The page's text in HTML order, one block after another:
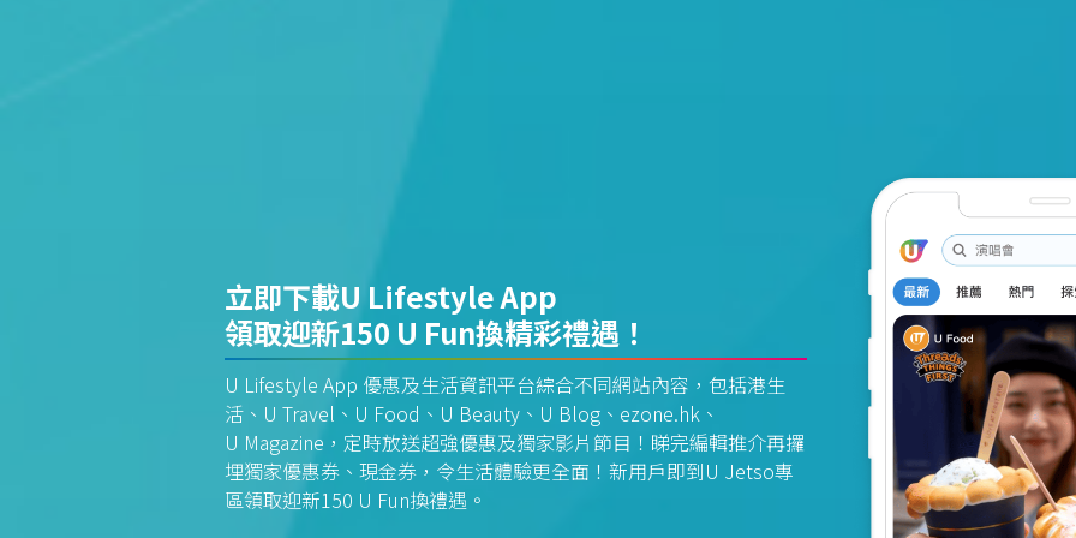
立即下載U Lifestyle App
領取迎新150 U Fun換精彩禮遇！
U Lifestyle App 優惠及生活資訊平台綜合不同網站內容，包括港生
活、U Travel、U Food、U Beauty、U Blog、ezone.hk、
U Magazine，定時放送超強優惠及獨家影片節目！睇完編輯推介再攞
埋獨家優惠券、現金券，令生活體驗更全面！新用戶即到U Jetso專
區領取迎新150 U Fun換禮遇。